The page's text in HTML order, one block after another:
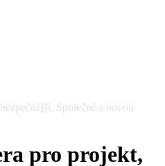
Společně s novou
pro projekt,